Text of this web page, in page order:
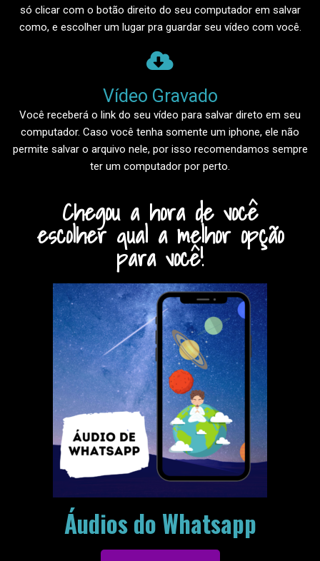
só clicar com o botão direito do seu computador em salvar
como, e escolher um lugar pra guardar seu vídeo com você.
Vídeo Gravado​
Você receberá o link do seu vídeo para salvar direto em seu
computador. Caso você tenha somente um iphone, ele não
permite salvar o arquivo nele, por isso recomendamos sempre
ter um computador por perto.
Chegou a hora de você
escolher qual a melhor opção
para você!
Áudios do Whatsapp